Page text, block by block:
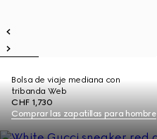
Bolsa de viaje mediana con
tribanda Web
CHF 1,730
Comprar las zapatillas para hombre